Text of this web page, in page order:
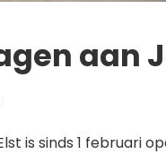
aan
is sinds 1 februari